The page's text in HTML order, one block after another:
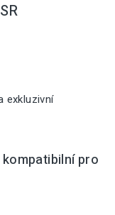
exkluzivní
kompatibilní pro